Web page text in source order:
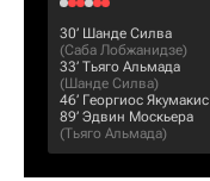
30‎’‎ Шанде Силва
(Саба Лобжанидзе)
33‎’‎ Тьяго Альмада
(Шанде Силва)
46‎’‎ Георгиос Якумакис
89‎’‎ Эдвин Москьера
(Тьяго Альмада)